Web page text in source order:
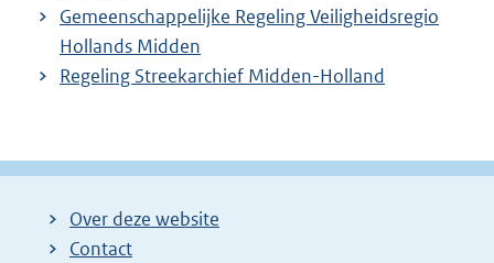
Gemeenschappelijke Regeling Veiligheidsregio
Hollands Midden
Regeling Streekarchief Midden-Holland
Over deze website
Contact